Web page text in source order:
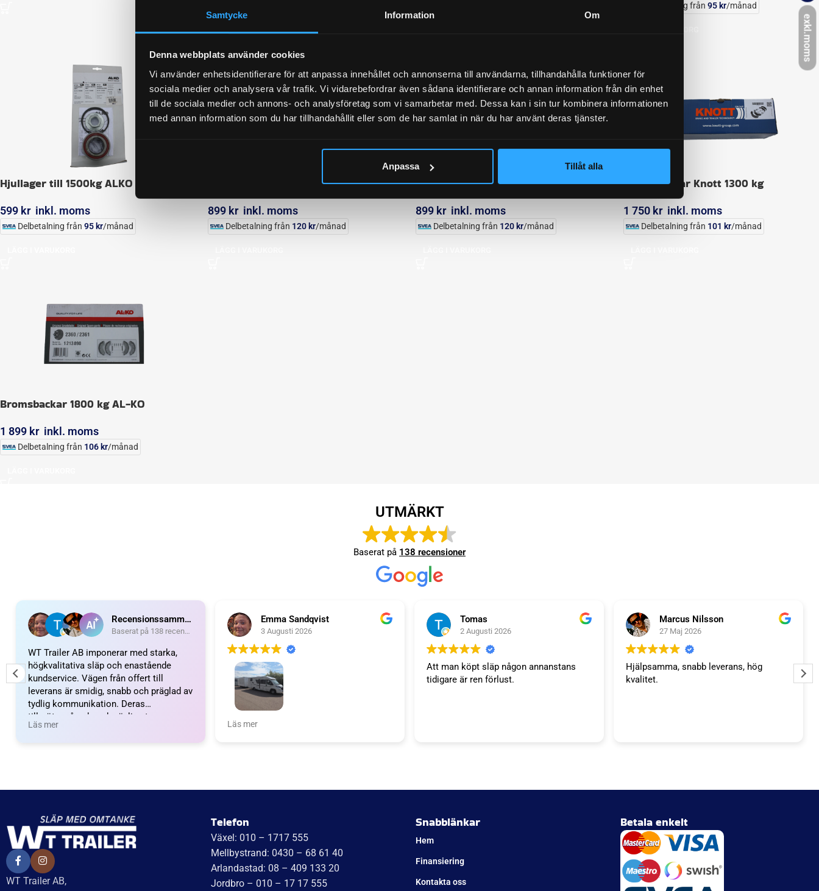
Samtycke Information Om
Denna webbplats använder cookies
Vi använder enhetsidentifierare för att anpassa innehållet och annonserna till användarna, tillhandahålla funktioner för
sociala medier och analysera vår trafik. Vi vidarebefordrar även sådana identifierare och annan information från din enhet
till de sociala medier och annons- och analysföretag som vi samarbetar med. Dessa kan i sin tur kombinera informationen
med annan information som du har tillhandahållit eller som de har samlat in när du har använt deras tjänster.
Anpassa Tillåt alla
exkl.moms
LÄGG I VARUKORG Delbetalning från 95 kr/månad
Hjullager till 1500kg ALKO axlar
599 kr inkl. moms
Delbetalning från 95 kr/månad
Bromsbackar 750 kg AL-KO
899 kr inkl. moms
Delbetalning från 120 kr/månad
Bromsbackar 1350 / 1500 kg AL-KO
899 kr inkl. moms
Delbetalning från 120 kr/månad
Bromsbackar Knott 1300 kg
1 750 kr inkl. moms
Delbetalning från 101 kr/månad
Bromsbackar 1800 kg AL-KO
1 899 kr inkl. moms
Delbetalning från 106 kr/månad
UTMÄRKT
Baserat på 138 recensioner
Recensionssammanfattning
Baserat på 138 recensioner
WT Trailer AB imponerar med starka,
högkvalitativa släp och enastående
kundservice. Vägen från offert till
leverans är smidig, snabb och präglad av
tydlig kommunikation. Deras
tillmötesgående och vänliga team ger en
positiv upplevelse som gör kunder
Läs mer
Emma Sandqvist
3 Augusti 2026
Wow vilket släp. Tack WT trailer för ett
Läs mer
Tomas
2 Augusti 2026
Att man köpt släp någon annanstans
tidigare är ren förlust.
Marcus Nilsson
27 Maj 2026
Hjälpsamma, snabb leverans, hög
kvalitet.
WT Trailer AB,
Telefon
Växel: 010 – 1717 555
Mellbystrand: 0430 – 68 61 40
Arlandastad: 08 – 409 133 20
Jordbro – 010 – 17 17 555
Snabblänkar
Hem
Finansiering
Kontakta oss
Betala enkelt